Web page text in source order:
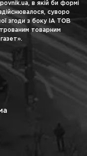
в якій би формі
суворо
згоди з боку ІА ТОВ
товарним